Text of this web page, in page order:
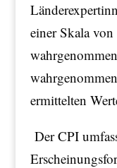
einer Skala
ermittelten
Der CPI